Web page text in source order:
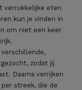
verrukkelijke eten
kun je vinden in
om niet een keer
zodat jij
Daarna verrijken
streek, die de